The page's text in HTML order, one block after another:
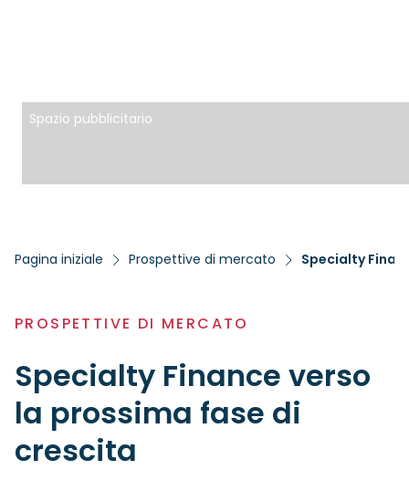
Spazio pubblicitario
Pagina iniziale Prospettive di mercato Specialty
PROSPETTIVE DI MERCATO
Specialty Finance verso
la prossima fase di
crescita